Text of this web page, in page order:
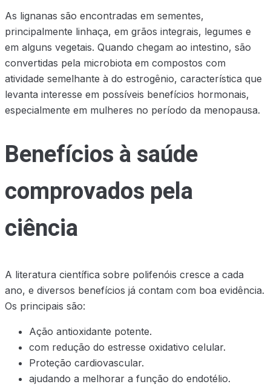
As lignanas são encontradas em sementes,
principalmente linhaça, em grãos integrais, legumes e
em alguns vegetais. Quando chegam ao intestino, são
convertidas pela microbiota em compostos com
atividade semelhante à do estrogênio, característica que
levanta interesse em possíveis benefícios hormonais,
especialmente em mulheres no período da menopausa.
Benefícios à saúde
comprovados pela
ciência
A literatura científica sobre polifenóis cresce a cada
ano, e diversos benefícios já contam com boa evidência.
Os principais são:
Ação antioxidante potente.
com redução do estresse oxidativo celular.
Proteção cardiovascular.
ajudando a melhorar a função do endotélio.